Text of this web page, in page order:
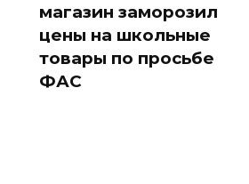
магазин заморозил
цены на школьные
товары по просьбе
ФАС